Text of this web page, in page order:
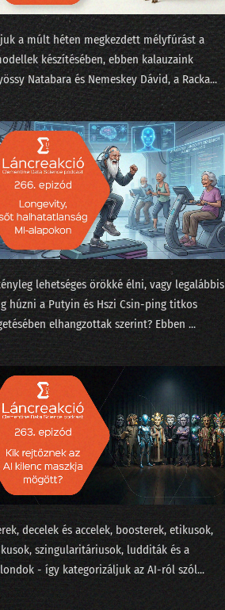
a múlt héten megkezdett mélyfúrást a
készítésében, ebben kalauzaink
Natabara⁠⁠ és ⁠⁠Nemeskey Dávid⁠⁠, a ⁠Racka...
lehetséges örökké élni, vagy legalábbis
húzni a Putyin és Hszi Csin-ping titkos
elhangzottak szerint? Ebben ...
decelek és accelek, boosterek, etikusok,
szingularitáriusok, ludditák és a
- így kategorizáljuk az AI-ról szól...